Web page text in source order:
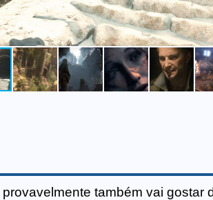
também vai gostar